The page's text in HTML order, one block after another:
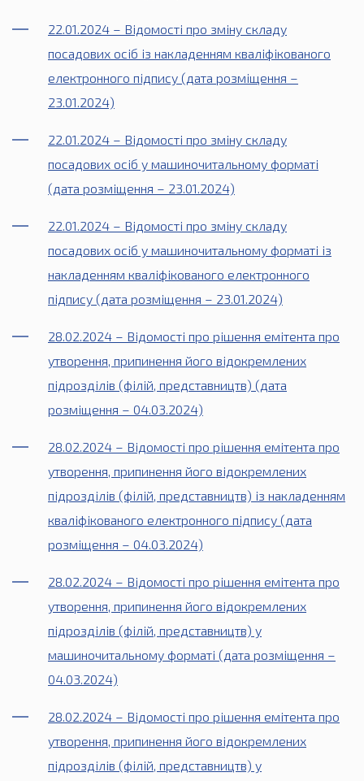
22.01.2024 – Відомості про зміну складу
посадових осіб із накладенням кваліфікованого
електронного підпису (дата розміщення –
23.01.2024)
22.01.2024 – Відомості про зміну складу
посадових осіб у машиночитальному форматі
(дата розміщення – 23.01.2024)
22.01.2024 – Відомості про зміну складу
посадових осіб у машиночитальному форматі із
накладенням кваліфікованого електронного
підпису (дата розміщення – 23.01.2024)
28.02.2024 – Відомості про рішення емітента про
утворення, припинення його відокремлених
підрозділів (філій, представництв) (дата
розміщення – 04.03.2024)
28.02.2024 – Відомості про рішення емітента про
утворення, припинення його відокремлених
підрозділів (філій, представництв) із накладенням
кваліфікованого електронного підпису (дата
розміщення – 04.03.2024)
28.02.2024 – Відомості про рішення емітента про
утворення, припинення його відокремлених
підрозділів (філій, представництв) у
машиночитальному форматі (дата розміщення –
04.03.2024)
28.02.2024 – Відомості про рішення емітента про
утворення, припинення його відокремлених
підрозділів (філій, представництв) у